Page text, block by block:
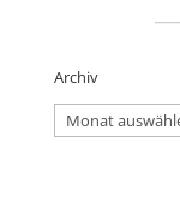
Archiv
Archiv